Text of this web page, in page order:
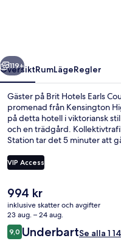
Nästa
119+
ÖversiktRumLägeRegler
Gäster på Brit Hotels Earls
promenad från Kensington
på detta hotell i viktoriansk
och en trädgård.
Station tar det 5 minuter att
VIP Access
Det
nuvarande
priset
är
994 kr
994 kr
inklusive skatter och avgifter
23 aug. – 24 aug.
Recensioner
9,09,0 av 10,
UnderbartSe alla 1